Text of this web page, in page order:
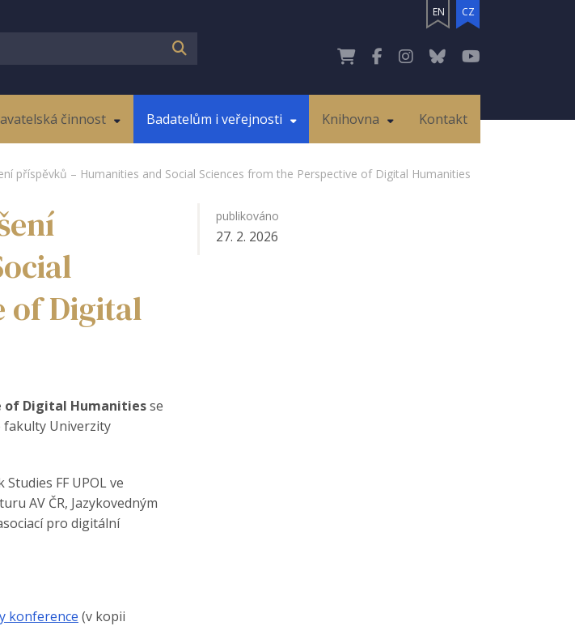
EN CZ
činnost Badatelům i veřejnosti Knihovna Kontakt
příspěvků – Humanities and Social Sciences from the Perspective of Digital Humanities
of Digital
of Digital Humanitiesse
fakulty Univerzity
FF UPOL ve
AV ČR, Jazykovedným
pro digitální
konference (v kopii
publikováno
27. 2. 2026